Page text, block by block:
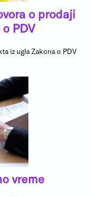
o prodaji
PDV
iz ugla Zakona o PDV
vreme